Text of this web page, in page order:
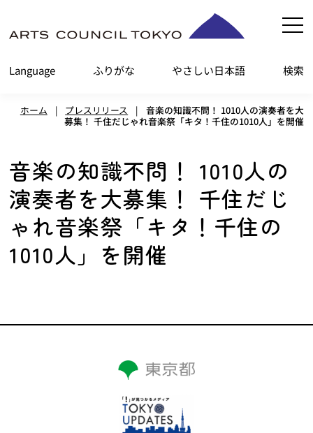
Language ふりがな やさしい日本語 検索
ホーム | プレスリリース |
音楽の知識不問！ 1010人の演奏者を大
募集！ 千住だじゃれ音楽祭「キタ！千住の1010人」を開催
音楽の知識不問！ 1010人の
演奏者を大募集！ 千住だじ
ゃれ音楽祭「キタ！千住の
1010人」を開催